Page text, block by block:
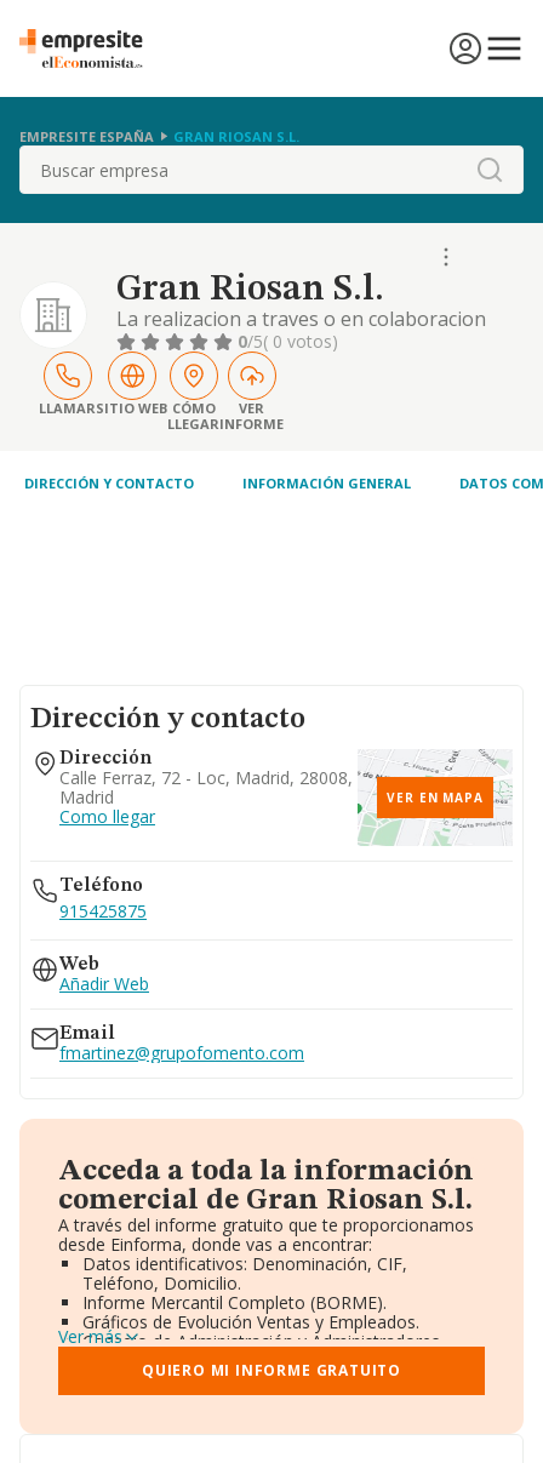
EMPRESITE ESPAÑA GRAN RIOSAN S.L.
Buscar
Gran Riosan S.l.
La realizacion a traves o en colaboracion
agentes de la propiedad inmobiliaria,
expertos inmobiliarios o gestores
intermediarios en promocion de edificio, de
operaciones de mediacion por orden y/o por
cuenta de terceros
0/5( 0 votos)
LLAMARSITIO WEB CÓMO
LLEGAR
VER
INFORME
DIRECCIÓN Y CONTACTO INFORMACIÓN GENERAL DATOS
Dirección y contacto
Dirección
Calle Ferraz, 72 - Loc, Madrid, 28008,
Madrid
Como llegar
VER EN MAPA
Teléfono
915425875
Web
Añadir Web
Email
fmartinez@grupofomento.com
Acceda a toda la información
comercial de Gran Riosan S.l.
A través del informe gratuito que te proporcionamos
desde Einforma, donde vas a encontrar:
Datos identificativos: Denominación, CIF,
Teléfono, Domicilio.
Informe Mercantil Completo (BORME).
Gráficos de Evolución Ventas y Empleados.
Consejo de Administración y Administradores.
Directivos y Ejecutivos.
Accionistas.
Participaciones y Vinculaciones en otras empresas.
Información oficial y registral complementaria.
Ver más
QUIERO MI INFORME GRATUITO